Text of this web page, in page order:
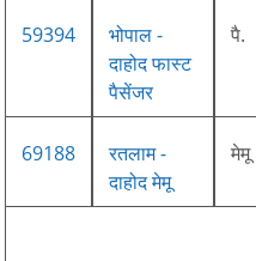
59394
भोपाल -
दाहोद फास्ट
पैसेंजर
पै.
69188
रतलाम -
दाहोद मेमू
मेमू